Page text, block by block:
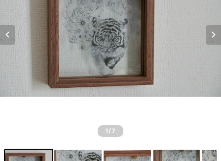
1 /7